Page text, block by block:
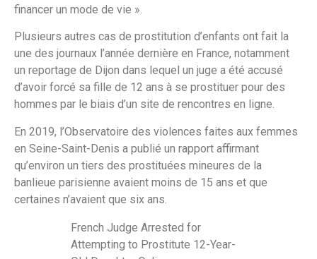
financer un mode de vie ».
Plusieurs autres cas de prostitution d’enfants ont fait la
une des journaux l’année dernière en France, notamment
un reportage de Dijon dans lequel un juge a été accusé
d’avoir forcé sa fille de 12 ans à se prostituer pour des
hommes par le biais d’un site de rencontres en ligne.
En 2019, l’Observatoire des violences faites aux femmes
en Seine-Saint-Denis a publié un rapport affirmant
qu’environ un tiers des prostituées mineures de la
banlieue parisienne avaient moins de 15 ans et que
certaines n’avaient que six ans.
French Judge Arrested for
Attempting to Prostitute 12-Year-